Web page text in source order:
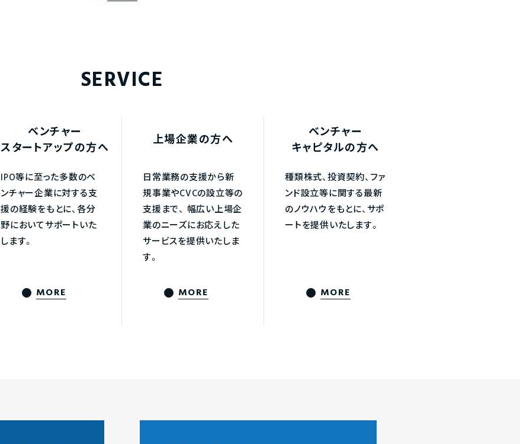
SERVICE
ベンチャー
スタートアップの方へ
IPO等に至った多数のベ
ンチャー企業に対する支
援の経験をもとに、各分
野においてサポートいた
します。
MORE
上場企業の方へ
日常業務の支援から新
規事業やCVCの設立等の
支援まで、 幅広い上場企
業のニーズにお応えした
サービスを提供いたしま
す。
MORE
ベンチャー
キャピタルの方へ
種類株式、投資契約、ファ
ンド設立等に関する最新
のノウハウをもとに、サポ
ートを提供いたします。
MORE